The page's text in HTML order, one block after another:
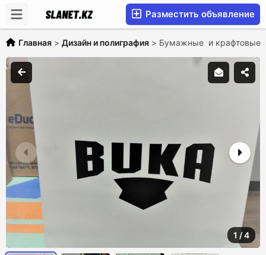
Разместить объявление
Главная > Дизайн и полиграфия > Бумажные и крафтовые
1 /4